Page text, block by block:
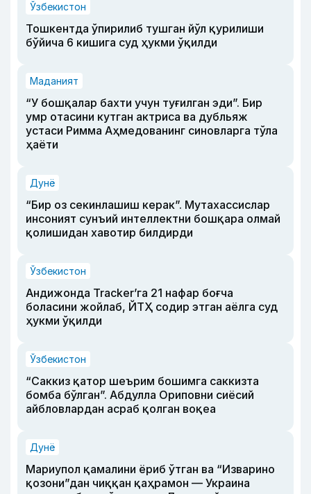
Ўзбекистон
Тошкентда ўпирилиб тушган йўл қурилиши
бўйича 6 кишига суд ҳукми ўқилди
Маданият
“У бошқалар бахти учун туғилган эди”. Бир
умр отасини кутган актриса ва дубльяж
устаси Римма Аҳмедованинг синовларга тўла
ҳаёти
Дунё
“Бир оз секинлашиш керак”. Мутахассислар
инсоният сунъий интеллектни бошқара олмай
қолишидан хавотир билдирди
Ўзбекистон
Андижонда Tracker’га 21 нафар боғча
боласини жойлаб, ЙТҲ содир этган аёлга суд
ҳукми ўқилди
Ўзбекистон
“Саккиз қатор шеърим бошимга саккизта
бомба бўлган”. Абдулла Ориповни сиёсий
айбловлардан асраб қолган воқеа
Дунё
Мариупол қамалини ёриб ўтган ва “Изварино
қозони”дан чиққан қаҳрамон — Украина